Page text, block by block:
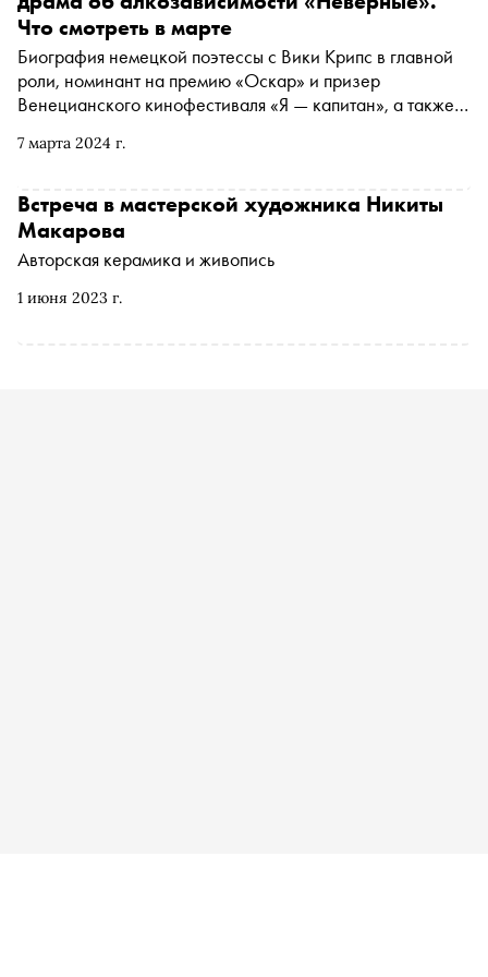
7 марта 2024 г.
Что смотреть в марте
Биография немецкой поэтессы с Вики Крипс в главной
роли, номинант на премию «Оскар» и призер
Венецианского кинофестиваля «Я — капитан», а также
«Фрау». «Сноб» выбрал самые интересные проекты
1 июня 2023 г.
Встреча в мастерской художника Никиты
Макарова
Авторская керамика и живопись